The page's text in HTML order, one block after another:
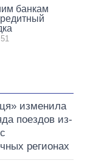
банкам
изменила
поездов из-
регионах